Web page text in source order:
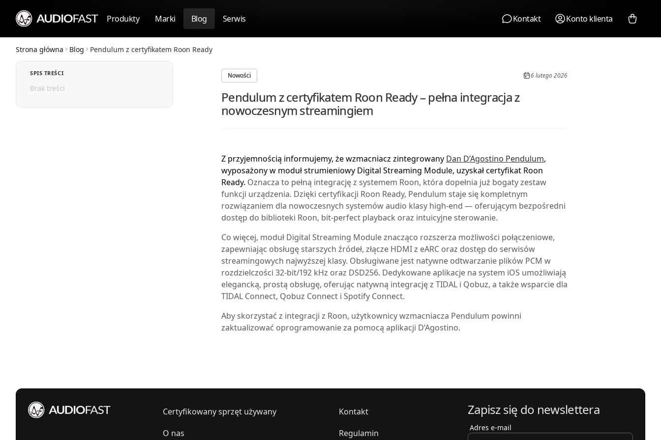
Produkty Marki Blog Serwis Kontakt Konto klienta
Strona główna Blog Pendulum z certyfikatem Roon Ready
SPIS TREŚCI
Brak treści
Nowości 6 lutego 2026
Pendulum z certyfikatem Roon Ready – pełna integracja z
nowoczesnym streamingiem
Z przyjemnością informujemy, że wzmacniacz zintegrowany Dan D’Agostino Pendulum,
wyposażony w moduł strumieniowy Digital Streaming Module, uzyskał certyfikat Roon
Ready. Oznacza to pełną integrację z systemem Roon, która dopełnia już bogaty zestaw
funkcji urządzenia. Dzięki certyfikacji Roon Ready, Pendulum staje się kompletnym
rozwiązaniem dla nowoczesnych systemów audio klasy high-end — oferującym bezpośredni
dostęp do biblioteki Roon, bit-perfect playback oraz intuicyjne sterowanie.
Co więcej, moduł Digital Streaming Module znacząco rozszerza możliwości połączeniowe,
zapewniając obsługę starszych źródeł, złącze HDMI z eARC oraz dostęp do serwisów
streamingowych najwyższej klasy. Obsługiwane jest natywne odtwarzanie plików PCM w
rozdzielczości 32-bit/192 kHz oraz DSD256. Dedykowane aplikacje na system iOS umożliwiają
elegancką, prostą obsługę, oferując natywną integrację z TIDAL i Qobuz, a także wsparcie dla
TIDAL Connect, Qobuz Connect i Spotify Connect.
Aby skorzystać z integracji z Roon, użytkownicy wzmacniacza Pendulum powinni
zaktualizować oprogramowanie za pomocą aplikacji D’Agostino.
Certyfikowany sprzęt używany
O nas
Kontakt
Regulamin
Zapisz się do newslettera
Adres e-mail